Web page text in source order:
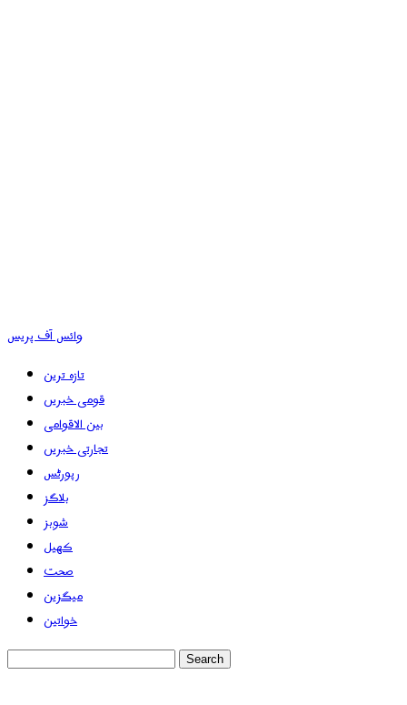
وائس آف پریس
تازہ ترین
قومی خبریں
بین الاقوامی
تجارتی خبریں
رپورٹس
بلاگز
شوبز
کھیل
صحت
میگزین
خواتین